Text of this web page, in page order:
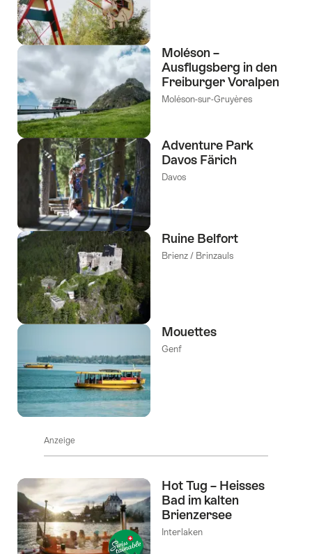
Moléson –
Ausflugsberg in den
Freiburger Voralpen
Moléson-sur-Gruyères
Adventure Park
Davos Färich
Davos
Ruine Belfort
Brienz / Brinzauls
Mouettes
Genf
Anzeige
Hot Tug – Heisses
Bad im kalten
Brienzersee
Interlaken